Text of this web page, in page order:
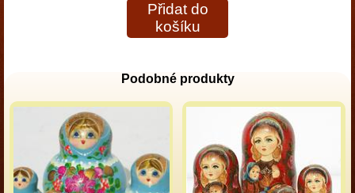
Přidat do
košíku
Podobné produkty